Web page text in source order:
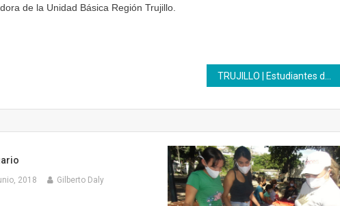
de la Unidad Básica Región Trujillo.
2018 Gilberto Daly